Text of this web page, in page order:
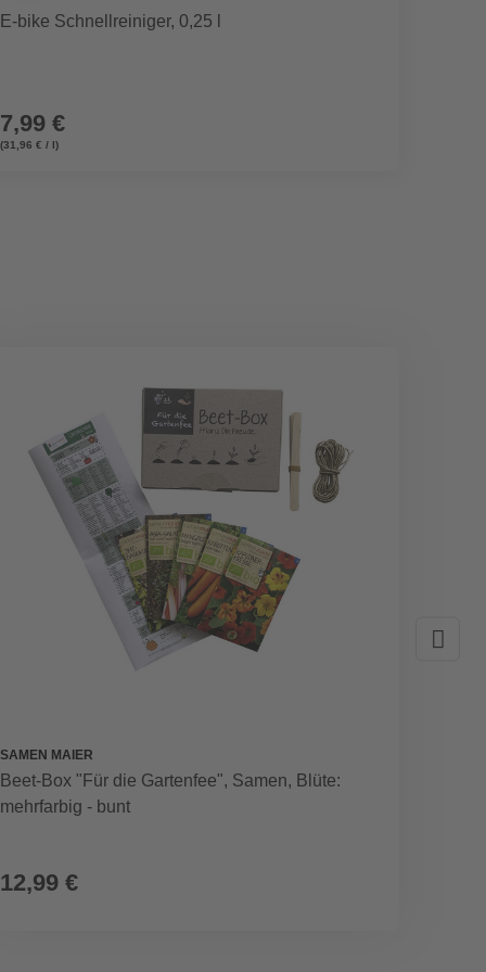
E-bike Schnellreiniger, 0,25 l
7,99 €
(31,96 € / l)
SAMEN MAIER
Beet-Box "Für die Gartenfee", Samen, Blüte:
mehrfarbig - bunt
12,99 €